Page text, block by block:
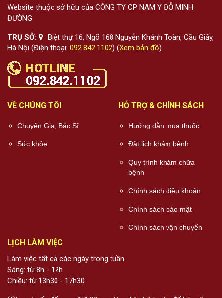
Website thuộc sở hữu của CÔNG TY CP NAM Y ĐỖ MINH
ĐƯỜNG
TRỤ SỞ:
Biệt thự 16, Ngõ 168 Nguyễn Khánh Toàn, Cầu Giấy,
Hà Nội (Điện thoại: 092.842.1102) (Xem bản đồ)
VỀ CHÚNG TÔI
Chuyên Gia, Bác Sĩ
Sức khỏe
HỖ TRỢ & CHÍNH SÁCH
Hướng dẫn mua thuốc
Đặt lịch khám bệnh
Quy trình khám chữa
bệnh
Chính sách điều khoản
Chính sách bảo mật
Chính sách vận chuyển
LỊCH LÀM VIỆC
Làm việc tất cả các ngày trong tuần
Sáng: từ 8h - 12h
Chiều: từ 13h30 - 17h30